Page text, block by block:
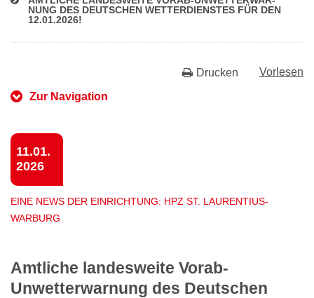
NUNG DES DEUTSCHEN WET­TER­DIENS­TES FÜR DEN
12.01.2026!
Vorlesen
Drucken
Zur Navigation
11.01.
2026
EINE NEWS DER EINRICHTUNG: HPZ ST. LAURENTIUS-
WARBURG
Amtliche landesweite Vorab-
Unwetterwarnung des Deutschen